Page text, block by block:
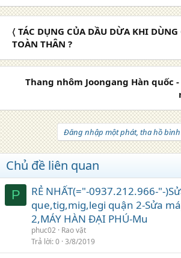
〈 TÁC DỤNG CỦA DẦU DỪA KHI
TOÀN THÂN ?
Thang nhôm Joongang Hàn quốc
Đăng nhập một phát, tha hồ
Chủ đề liên quan
P
RẺ NHẤT(="-0937.212.966-"-
que,tig,mig,legi quận 2-Sửa
2,MÁY HÀN ĐẠI PHÚ-Mu
phuc02 Rao vặt
Trả lời 0 3/8/2019